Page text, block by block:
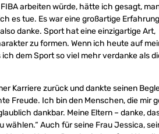
arbeiten würde, hätte ich gesagt,
es tue. Es war eine großartige
danke. Sport hat eine einzigartige Art,
zu formen. Wenn ich heute auf
dem Sport so viel mehr verdanke als
Karriere zurück und dankte seinen
Freude. Ich bin den Menschen, die mir
dankbar. Meine Eltern – danke,
wählen.“ Auch für seine Frau Jessica,